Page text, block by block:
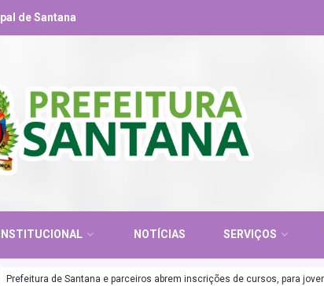
de Santana
INSTITUCIONAL NOTÍCIAS SERVIÇOS
Prefeitura de Santana e parceiros abrem inscrições de cursos, para